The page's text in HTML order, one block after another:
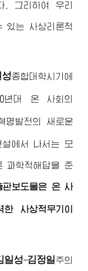
. 그리하여 우리
있는 사상리론적
성종합대학시기에
년대 온 사회의
명발전의 새로운
설에서 나서는 모
과학적해답을 준
판보도물은 온 사
사상적무기이
일성-김정일주의